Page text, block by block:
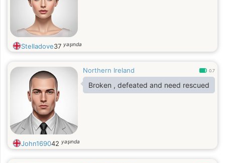
Stelladove37 yaşında
Northern Ireland 0.7
Broken , defeated and need rescued
John169042 yaşında